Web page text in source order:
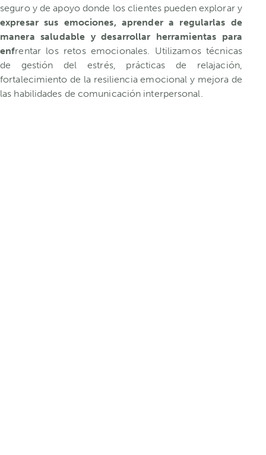
seguro y de apoyo donde los clientes pueden explorar y
expresar sus emociones, aprender a regularlas de
manera saludable y desarrollar herramientas para
enfrentar los retos emocionales. Utilizamos técnicas
de gestión del estrés, prácticas de relajación,
fortalecimiento de la resiliencia emocional y mejora de
las habilidades de comunicación interpersonal.